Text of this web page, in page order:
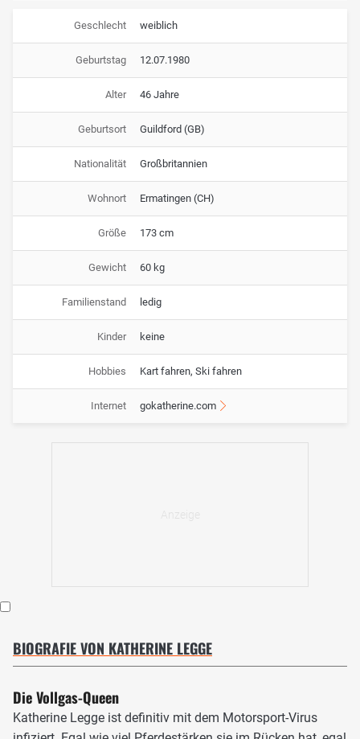
Geschlecht weiblich
Geburtstag 12.07.1980
Alter 46 Jahre
Geburtsort Guildford (GB)
Nationalität Großbritannien
Wohnort Ermatingen (CH)
Größe 173 cm
Gewicht 60 kg
Familienstand ledig
Kinder keine
Hobbies Kart fahren, Ski fahren
Internet gokatherine.com
BIOGRAFIE VON KATHERINE LEGGE
Die Vollgas-Queen
Katherine Legge ist definitiv mit dem Motorsport-Virus